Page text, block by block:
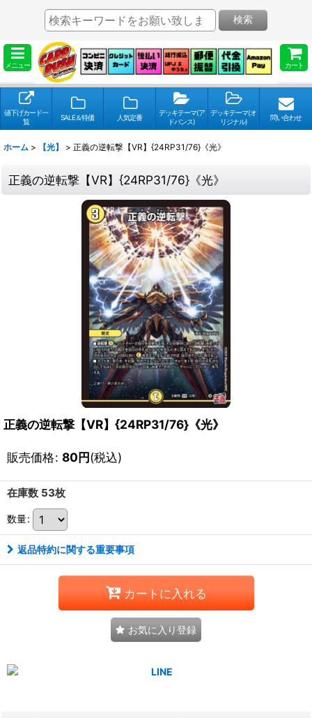
メニュー カート
検索
値下げカード一
覧
SALE＆特価 人気定番
デッキテーマ(ア
ドバンス)
デッキテーマ(オ
リジナル)
問い合わせ
ホーム > 【光】 > 正義の逆転撃【VR】{24RP31/76}《光》
正義の逆転撃【VR】{24RP31/76}《光》
正義の逆転撃【VR】{24RP31/76}《光》
販売価格: 80円(税込)
在庫数 53枚
数量:
返品特約に関する重要事項
カートに入れる
お気に入り登録